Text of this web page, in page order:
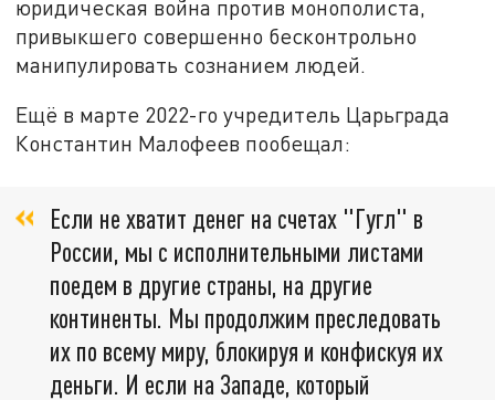
юридическая война против монополиста,
привыкшего совершенно бесконтрольно
манипулировать сознанием людей.
Ещё в марте 2022-го учредитель Царьграда
Константин Малофеев пообещал:
Если не хватит денег на счетах "Гугл" в
России, мы с исполнительными листами
поедем в другие страны, на другие
континенты. Мы продолжим преследовать
их по всему миру, блокируя и конфискуя их
деньги. И если на Западе, который